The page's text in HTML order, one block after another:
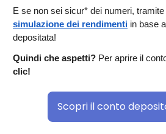
E se non sei sicur* dei numeri,
simulazione dei rendimenti in base
depositata!
Quindi che aspetti? Per aprire il
clic!
Scopri il conto